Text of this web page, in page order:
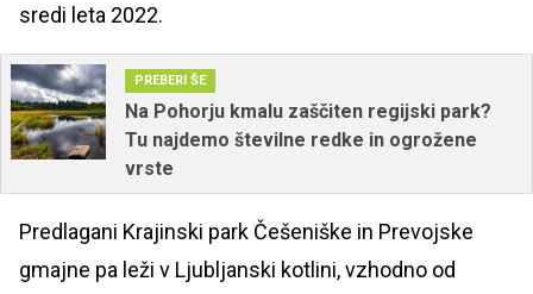
sredi leta 2022.
PREBERI ŠE
Na Pohorju kmalu zaščiten regijski park?
Tu najdemo številne redke in ogrožene
vrste
Predlagani Krajinski park Češeniške in Prevojske
gmajne pa leži v Ljubljanski kotlini, vzhodno od